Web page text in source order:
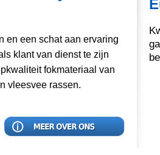
en een schat aan ervaring
klant van dienst te zijn
fokmateriaal van
vleesvee rassen.